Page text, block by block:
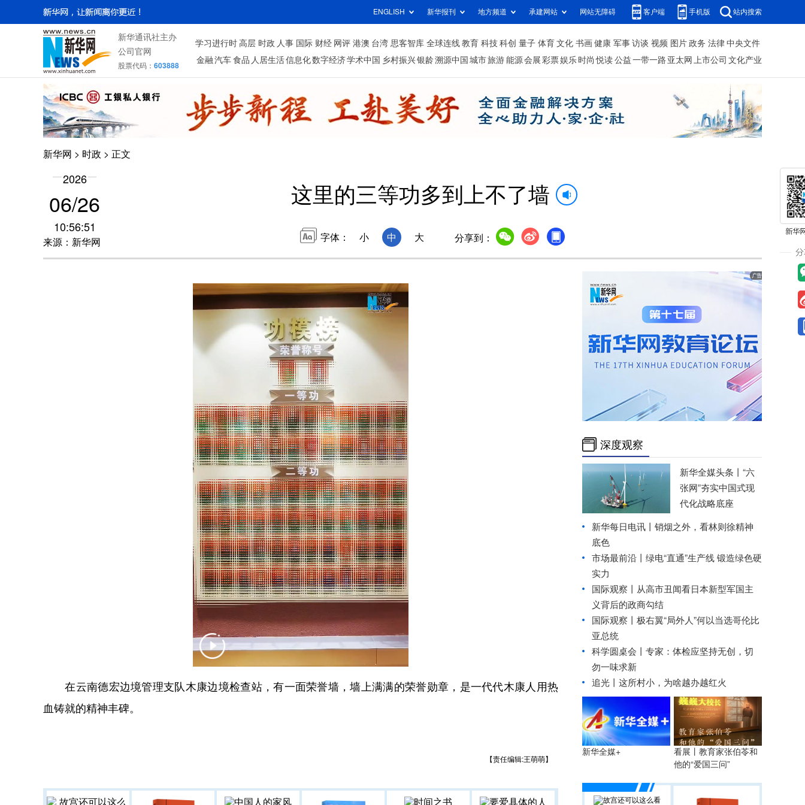
ENGLISH 新华报刊 地方频道 承建网站 网站无障碍 客户端 手机版 站内搜索
新华通讯社主办
公司官网
股票代码： 603888
学习进行时 高层 时政 人事 国际 财经 网评 港澳 台湾 思客智库 全球连线 教育 科技 科创 量子 体育 文化 书画 健康 军事 访谈 视频 图片 政务 法律 中央文件
金融 汽车 食品 人居生活信息化数字经济学术中国 乡村振兴银龄溯源中国 城市旅游 能源 会展 彩票娱乐 时尚 悦读 公益 一带一路 亚太网 上市公司 文化产业
新华网 > 时政 > 正文
2026
06/26
10:56:51
来源：新华网
这里的三等功多到上不了墙
字体： 小 中 大 分享到：
在云南德宏边境管理支队木康边境检查站，有一面荣誉墙，墙上满满的荣誉勋章，是一代代木康人用热
血铸就的精神丰碑。
【责任编辑:王萌萌】
深度观察
新华全媒头条丨 “六
张网”夯实中国式现
代化战略底座
新华每日电讯丨 销烟之外，看林则徐精神
底色
市场最前沿丨绿电“直通”生产线 锻造绿色硬
实力
国际观察丨
从高市丑闻看日本新型军国主
义背后的政商勾结
国际观察丨极右翼“局外人”何以当选哥伦比
亚总统
科学圆桌会丨专家：体检应坚持无创，切
勿一味求新
追光丨 这所村小，为啥越办越红火
新华全媒+
看展丨教育家张伯苓和
他的“爱国 三问”